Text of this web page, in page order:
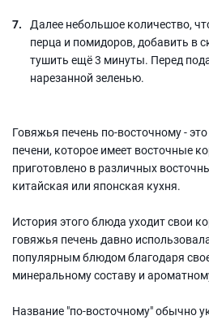
Далее небольшое количество,
перца и помидоров, добавить в
тушить ещё 3 минуты. Перед
нарезанной зеленью.
Говяжья печень по-восточному -
печени, которое имеет восточные
приготовлено в различных
китайская или японская кухня.
История этого блюда уходит свои
говяжья печень давно
популярным блюдом благодаря
минеральному составу и
Название "по-восточному" обычно